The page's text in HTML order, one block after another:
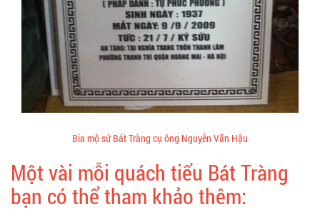
Bia mộ sứ Bát Tràng cụ ông Nguyễn Văn Hậu
Một vài mỗi quách tiểu Bát Tràng
bạn có thể tham khảo thêm: